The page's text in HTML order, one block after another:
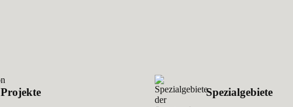
Projekte Spezialgebiete